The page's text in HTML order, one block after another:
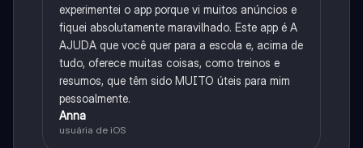
experimentei o app porque vi muitos anúncios e
fiquei absolutamente maravilhado. Este app é A
AJUDA que você quer para a escola e, acima de
tudo, oferece muitas coisas, como treinos e
resumos, que têm sido MUITO úteis para mim
pessoalmente.
Anna
usuária de iOS